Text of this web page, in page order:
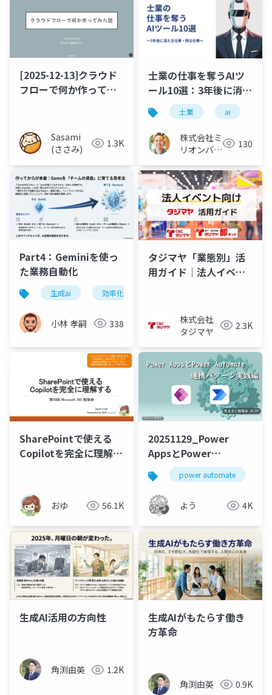
[2025-12-13]クラウド
フローで何か作ってみ
Sasami
(ささみ)
1.3K
士業の仕事を奪うAIツ
ール10選：3年後に消え
る仕事・残る仕事
士業 ai
株式会社ミ
リオンバリ
130
Part4：Geminiを使っ
た業務自動化
生成ai 効率化
小林 孝嗣 338
タジマヤ「業態別」活
用ガイド｜法人イベン
株式会社
タジマヤ
2.3K
SharePointで使える
Copilotを完全に理解す
おゆ 56.1K
20251129_Power
AppsとPower
Automate 連携パター
ン実践編
power automate
よう 4K
生成AI活用の方向性
角渕由英 1.2K
生成AIがもたらす働き
方革命
角渕由英 0.9K